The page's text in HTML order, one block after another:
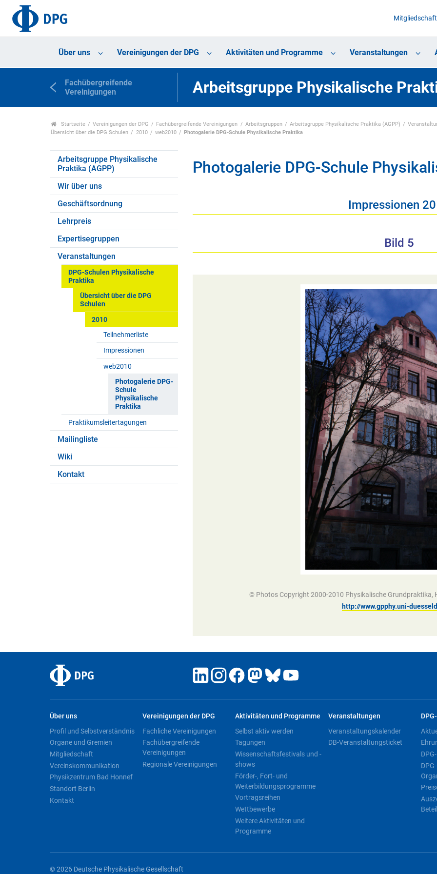
Mitgliedschaft
Über uns Vereinigungen der DPG Aktivitäten und Programme Veranstaltungen
Fachübergreifende
Vereinigungen
Arbeitsgruppe Physikalische
Startseite Vereinigungen der DPG Fachübergreifende Vereinigungen Arbeitsgruppen Arbeitsgruppe Physikalische Praktika (AGPP)
Übersicht über die DPG Schulen
2010 web2010 Photogalerie DPG-Schule Physikalische Praktika
Arbeitsgruppe Physikalische
Praktika (AGPP)
Wir über uns
Geschäftsordnung
Lehrpreis
Expertisegruppen
Veranstaltungen
DPG-Schulen Physikalische
Praktika
Übersicht über die DPG
Schulen
2010
Teilnehmerliste
Impressionen
web2010
Photogalerie DPG-
Schule
Physikalische
Praktika
Praktikumsleitertagungen
Mailingliste
Wiki
Kontakt
Photogalerie DPG-Schule
Impressionen
Bild 5
<
© Photos Copyright 2000-2010 Physikalische Grundpraktika,
http://www.gpphy.uni-
Über uns
Profil und Selbstverständnis
Organe und Gremien
Mitgliedschaft
Vereinskommunikation
Physikzentrum Bad Honnef
Standort Berlin
Kontakt
Vereinigungen der DPG
Fachliche Vereinigungen
Fachübergreifende
Vereinigungen
Regionale Vereinigungen
Aktivitäten und Programme
Selbst aktiv werden
Tagungen
Wissenschaftsfestivals und -
shows
Förder-, Fort- und
Weiterbildungsprogramme
Vortragsreihen
Wettbewerbe
Weitere Aktivitäten und
Programme
Veranstaltungen
Veranstaltungskalender
DB-Veranstaltungsticket
© 2026 Deutsche Physikalische Gesellschaft